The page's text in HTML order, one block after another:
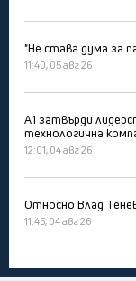
"Не става дума за
11:40, 05 авг 26
А1 затвърди
технологична
12:01, 04 авг 26
Относно Влад
11:45, 04 авг 26